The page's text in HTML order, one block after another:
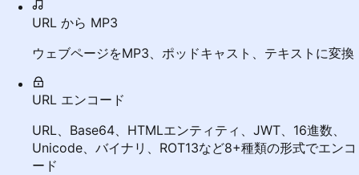
URL から MP3
ウェブページをMP3、ポッドキャスト、テキストに変換
URL エンコード
URL、Base64、HTMLエンティティ、JWT、16進数、
Unicode、バイナリ、ROT13など8+種類の形式でエンコ
ード